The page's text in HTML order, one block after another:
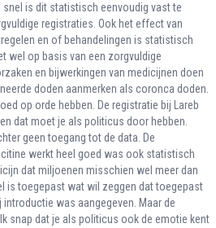
snel is dit statistisch eenvoudig vast te
registraties. Ook het effect van
en of behandelingen is statistisch
wel op basis van een zorgvuldige
en bijwerkingen van medicijnen doen
doden aanmerken als coronca doden.
op orde hebben. De registratie bij Lareb
dat moet je als politicus door hebben.
geen toegang tot de data. De
werkt heel goed was ook statistisch
dat miljoenen misschien wel meer dan
is toegepast wat wil zeggen dat toegepast
was aangegeven. Maar de
snap dat je als politicus ook de emotie kent